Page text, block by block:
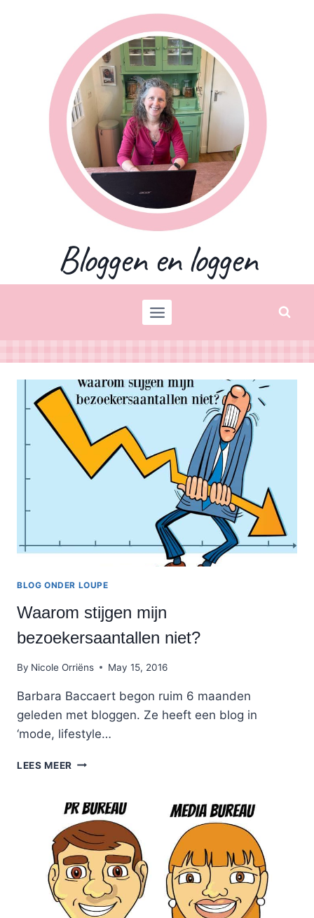
Bloggen en loggen
BLOG ONDER LOUPE
Waarom stijgen mijn
bezoekersaantallen niet?
By Nicole Orriëns May 15, 2016
Barbara Baccaert begon ruim 6 maanden
geleden met bloggen. Ze heeft een blog in
‘mode, lifestyle…
LEES MEER WAAROM
BEZOEKERSAANTALLEN
NIET?